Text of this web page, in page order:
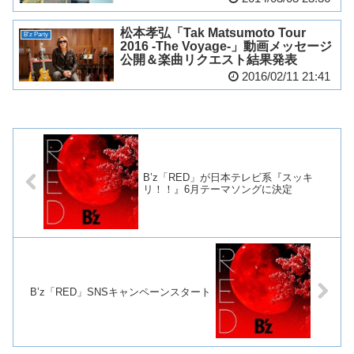
B'z Party
松本孝弘「Tak Matsumoto Tour
2016 -The Voyage-」動画メッセージ
公開＆楽曲リクエスト結果発表
2016/02/11 21:41
B’z「RED」が日本テレビ系『スッキ
リ！！』6月テーマソングに決定
B’z「RED」SNSキャンペーンスタート